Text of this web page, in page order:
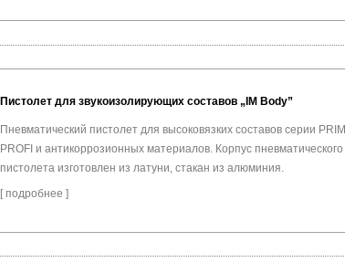
Пистолет для звукоизолирующих составов „IM Body”
Пневматический пистолет для высоковязких составов серии PRIM
PROFI и антикоррозионных материалов. Корпус пневматического
пистолета изготовлен из латуни, стакан из алюминия.
[ подробнее ]